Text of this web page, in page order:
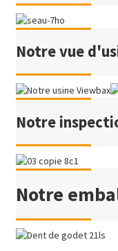
Notre vue
Notre
Notre